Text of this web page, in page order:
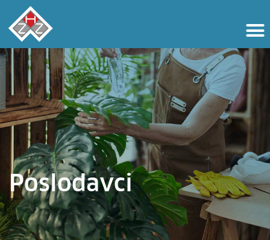
Poslodavci